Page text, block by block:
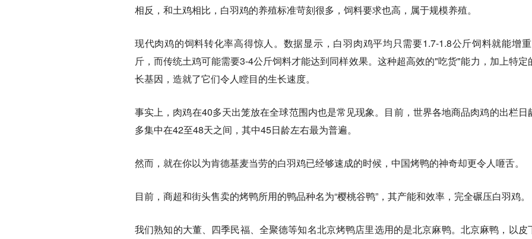
相反，和土鸡相比，白羽鸡的养殖标准苛刻很多，饲料要求也高，属于规模养殖。
现代肉鸡的饲料转化率高得惊人。数据显示，白羽肉鸡平均只需要1.7-1.8公斤饲料就能增
斤，而传统土鸡可能需要3-4公斤饲料才能达到同样效果。这种超高效的"吃货"能力，加上特定
长基因，造就了它们令人瞠目的生长速度。
事实上，肉鸡在40多天出笼放在全球范围内也是常见现象。目前，世界各地商品肉鸡的出栏日
多集中在42至48天之间，其中45日龄左右最为普遍。
然而，就在你以为肯德基麦当劳的白羽鸡已经够速成的时候，中国烤鸭的神奇却更令人咂舌。
目前，商超和街头售卖的烤鸭所用的鸭品种名为“樱桃谷鸭”，其产能和效率，完全碾压白羽鸡。
我们熟知的大董、四季民福、全聚德等知名北京烤鸭店里选用的是北京麻鸭。北京麻鸭，以皮